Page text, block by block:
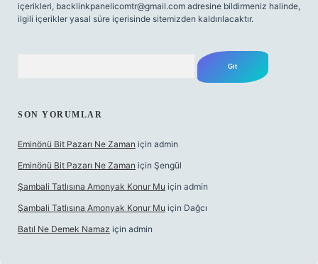
içerikleri, backlinkpanelicomtr@gmail.com adresine bildirmeniz halinde,
ilgili içerikler yasal süre içerisinde sitemizden kaldırılacaktır.
SON YORUMLAR
Eminönü Bit Pazarı Ne Zaman için admin
Eminönü Bit Pazarı Ne Zaman için Şengül
Şambali Tatlısına Amonyak Konur Mu için admin
Şambali Tatlısına Amonyak Konur Mu için Dağcı
Batıl Ne Demek Namaz için admin